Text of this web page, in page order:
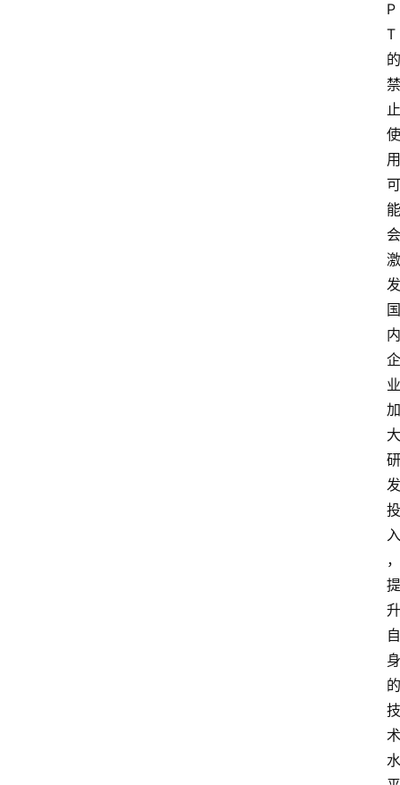
P
T
的
禁
止
使
用
可
能
会
激
发
国
内
企
业
加
大
研
发
投
入
，
提
升
自
身
的
技
术
水